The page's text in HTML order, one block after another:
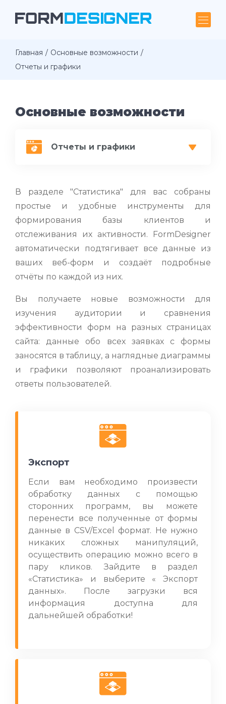
Главная
Основные возможности
Отчеты и графики
Основные возможности
Отчеты и графики
В разделе "Статистика" для вас собраны
простые и удобные инструменты для
формирования базы клиентов и
отслеживания их активности. FormDesigner
автоматически подтягивает все данные из
ваших веб-форм и создаёт подробные
отчёты по каждой из них.
Вы получаете новые возможности для
изучения аудитории и сравнения
эффективности форм на разных страницах
сайта: данные обо всех заявках с формы
заносятся в таблицу, а наглядные диаграммы
и графики позволяют проанализировать
ответы пользователей.
Экспорт
Если вам необходимо произвести
обработку данных с помощью
сторонних программ, вы можете
перенести все полученные от формы
данные в CSV/Excel формат. Не нужно
никаких сложных манипуляций,
осуществить операцию можно всего в
пару кликов. Зайдите в раздел
«Статистика» и выберите « Экспорт
данных». После загрузки вся
информация доступна для
дальнейшей обработки!